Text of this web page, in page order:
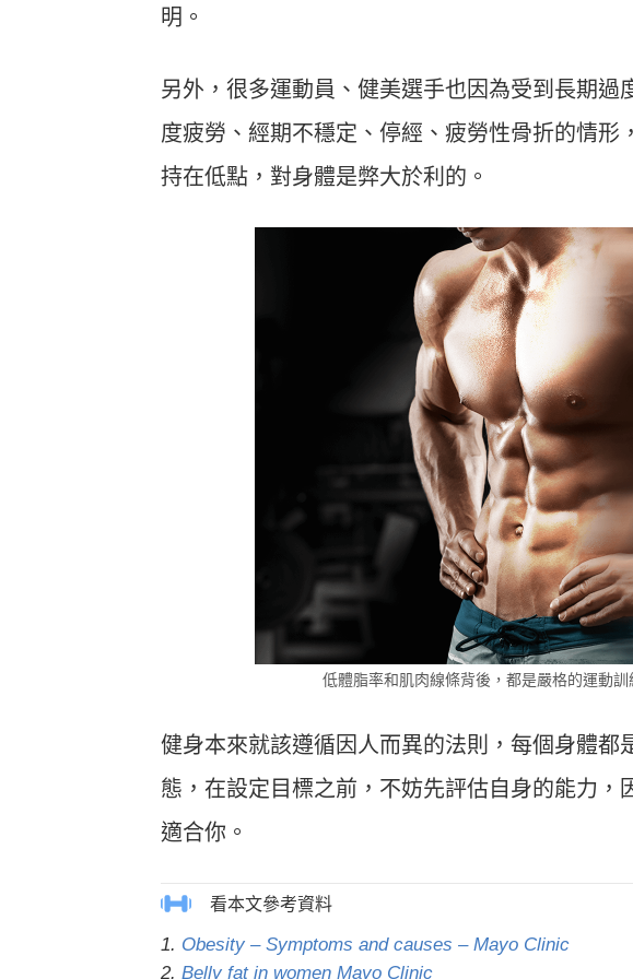
明。
另外，很多運動員、健美選手也因為受到長期過
度疲勞、經期不穩定、停經、疲勞性骨折的情
持在低點，對身體是弊大於利的。
低體脂率和肌肉線條背後，都是嚴格的運動
健身本來就該遵循因人而異的法則，每個身體都
態，在設定目標之前，不妨先評估自身的能力
適合你。
1. Obesity – Symptoms and causes – Mayo Clinic
2. Belly fat in women Mayo Clinic